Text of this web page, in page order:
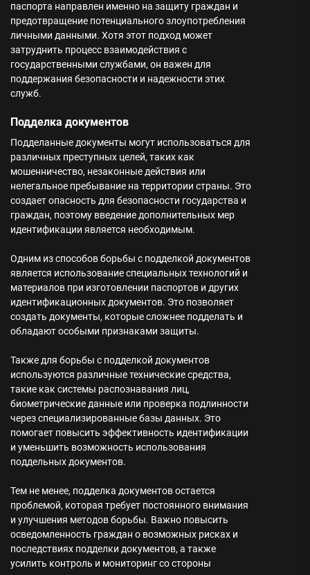
паспорта направлен именно на защиту граждан и
предотвращение потенциального злоупотребления
личными данными. Хотя этот подход может
затруднить процесс взаимодействия с
государственными службами, он важен для
поддержания безопасности и надежности этих
служб.
Подделка документов
Подделанные документы могут использоваться для
различных преступных целей, таких как
мошенничество, незаконные действия или
нелегальное пребывание на территории страны. Это
создает опасность для безопасности государства и
граждан, поэтому введение дополнительных мер
идентификации является необходимым.
Одним из способов борьбы с подделкой документов
является использование специальных технологий и
материалов при изготовлении паспортов и других
идентификационных документов. Это позволяет
создать документы, которые сложнее подделать и
обладают особыми признаками защиты.
Также для борьбы с подделкой документов
используются различные технические средства,
такие как системы распознавания лиц,
биометрические данные или проверка подлинности
через специализированные базы данных. Это
помогает повысить эффективность идентификации
и уменьшить возможность использования
поддельных документов.
Тем не менее, подделка документов остается
проблемой, которая требует постоянного внимания
и улучшения методов борьбы. Важно повысить
осведомленность граждан о возможных рисках и
последствиях подделки документов, а также
усилить контроль и мониторинг со стороны